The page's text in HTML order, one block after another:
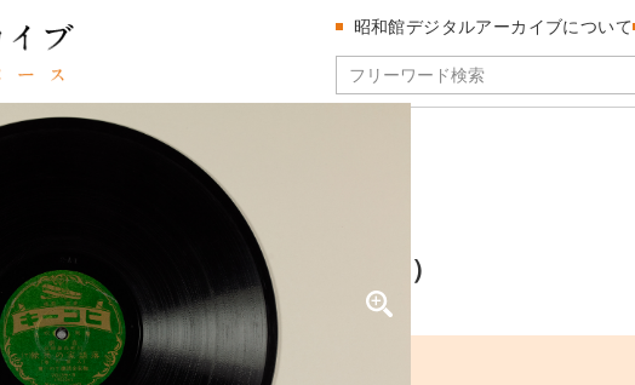
昭和館デジタルアーカイブについて
落語家の兵隊（下）（入営の巻）
ラクゴカノヘイタイ（ニュウエイノマキ）
落語家の兵隊（下）（入営の巻）